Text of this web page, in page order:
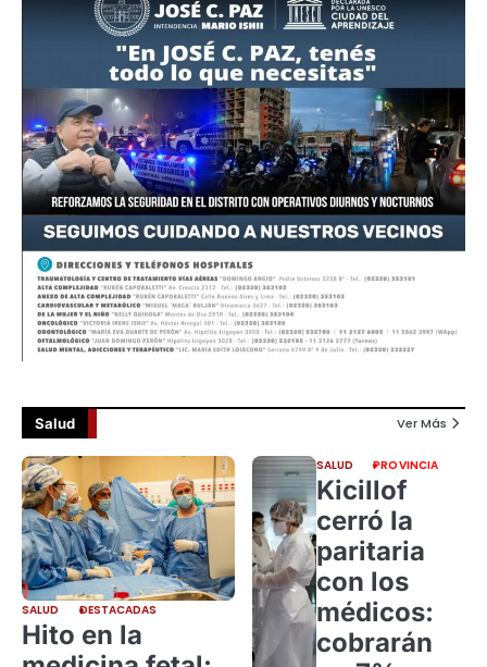
Salud Ver Más
SALUD DESTACADAS
Hito en la
SALUD PROVINCIA
Kicillof
cerró la
paritaria
con los
médicos:
cobrarán